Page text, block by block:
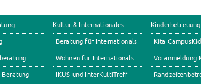
Beratung
Kultur & Internationales
Beratung für Internationals
Wohnen für Internationals
IKUS und InterKultiTreff
Kinderbetreuung
Kita
Voranmeldung